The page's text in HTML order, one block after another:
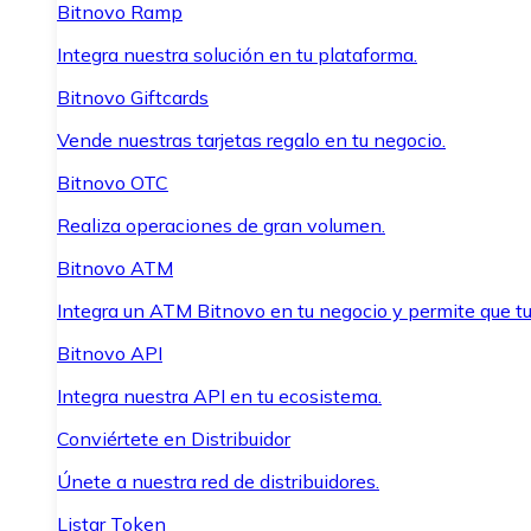
Bitnovo Ramp
Integra nuestra solución en tu plataforma.
Bitnovo Giftcards
Vende nuestras tarjetas regalo en tu negocio.
Bitnovo OTC
Realiza operaciones de gran volumen.
Bitnovo ATM
Integra un ATM Bitnovo en tu negocio y permite que
Bitnovo API
Integra nuestra API en tu ecosistema.
Conviértete en Distribuidor
Únete a nuestra red de distribuidores.
Listar Token